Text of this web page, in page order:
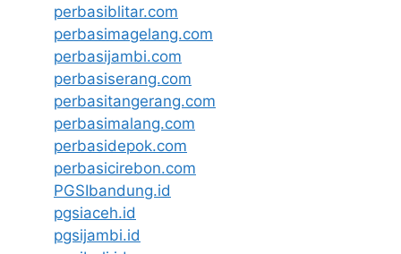
perbasiblitar.com
perbasimagelang.com
perbasijambi.com
perbasiserang.com
perbasitangerang.com
perbasimalang.com
perbasidepok.com
perbasicirebon.com
PGSIbandung.id
pgsiaceh.id
pgsijambi.id